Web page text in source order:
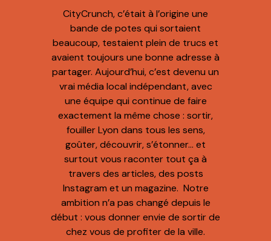
CityCrunch, c’était à l’origine une
bande de potes qui sortaient
beaucoup, testaient plein de trucs et
avaient toujours une bonne adresse à
partager. Aujourd’hui, c’est devenu un
vrai média local indépendant, avec
une équipe qui continue de faire
exactement la même chose : sortir,
fouiller Lyon dans tous les sens,
goûter, découvrir, s’étonner… et
surtout vous raconter tout ça à
travers des articles, des posts
Instagram et un magazine. Notre
ambition n’a pas changé depuis le
début : vous donner envie de sortir de
chez vous de profiter de la ville.